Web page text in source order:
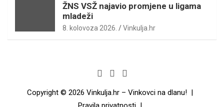
ŽNS VSŽ najavio promjene u ligama
mladeži
8. kolovoza 2026. Vinkulja.hr
Copyright © 2026 Vinkulja.hr – Vinkovci na dlanu!